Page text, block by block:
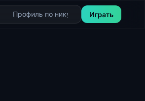
Играть